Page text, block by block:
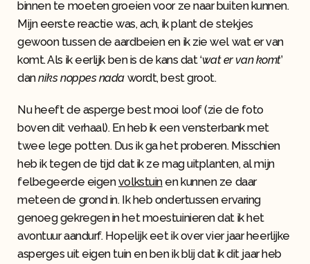
binnen te moeten groeien voor ze naar buiten kunnen.
Mijn eerste reactie was, ach, ik plant de stekjes
gewoon tussen de aardbeien en ik zie wel wat er van
komt. Als ik eerlijk ben is de kans dat ‘wat er van komt’
danniks noppes nada wordt, best groot.
Nu heeft de asperge best mooi loof (zie de foto
boven dit verhaal). En heb ik een vensterbank met
twee lege potten. Dus ik ga het proberen. Misschien
heb ik tegen de tijd dat ik ze mag uitplanten, al mijn
felbegeerde eigenvolkstuinen kunnen ze daar
meteen de grond in. Ik heb ondertussen ervaring
genoeg gekregen in het moestuinieren dat ik het
avontuur aandurf. Hopelijk eet ik over vier jaar heerlijke
asperges uit eigen tuin en ben ik blij dat ik dit jaar heb